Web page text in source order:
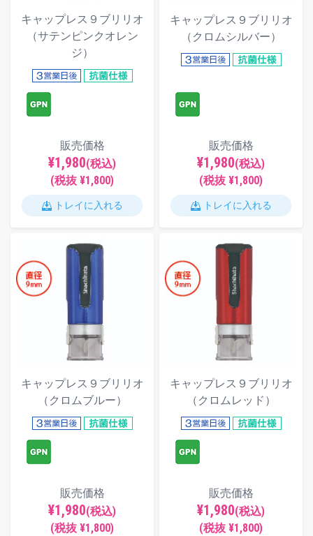
キャップレス９ブリリオ
（サテンピンクオレン
ジ）
販売価格
¥1,980(税込)
(税抜 ¥1,800)
トレイに入れる
キャップレス９ブリリオ
（クロムシルバー）
販売価格
¥1,980(税込)
(税抜 ¥1,800)
トレイに入れる
キャップレス９ブリリオ
（クロムブルー）
販売価格
¥1,980(税込)
(税抜 ¥1,800)
キャップレス９ブリリオ
（クロムレッド）
販売価格
¥1,980(税込)
(税抜 ¥1,800)